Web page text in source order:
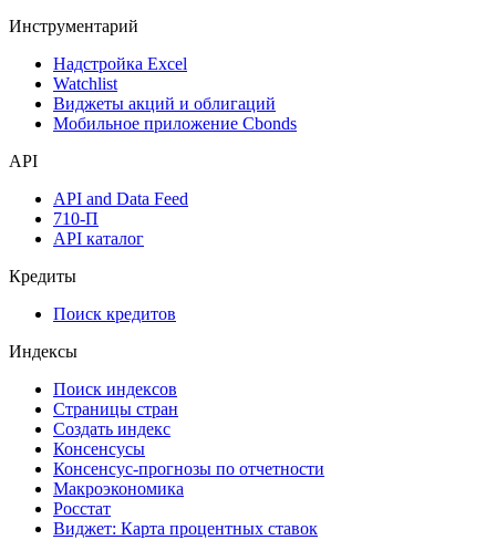
Инструментарий
Надстройка Excel
Watchlist
Виджеты акций и облигаций
Мобильное приложение Cbonds
API
API and Data Feed
710-П
API каталог
Кредиты
Поиск кредитов
Индексы
Поиск индексов
Страницы стран
Создать индекс
Консенсусы
Консенсус-прогнозы по отчетности
Макроэкономика
Росстат
Виджет: Карта процентных ставок